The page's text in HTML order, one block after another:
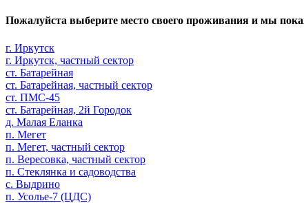
Пожалуйста выберите место своего проживания и мы
г. Иркутск
г. Иркутск, частный сектор
ст. Батарейная
ст. Батарейная, частный сектор
ст. ПМС-45
ст. Батарейная, 2й Городок
д. Малая Еланка
п. Мегет
п. Мегет, частный сектор
п. Вересовка, частный сектор
п. Стеклянка и садоводства
с. Выдрино
п. Усолье-7 (ЦДС)